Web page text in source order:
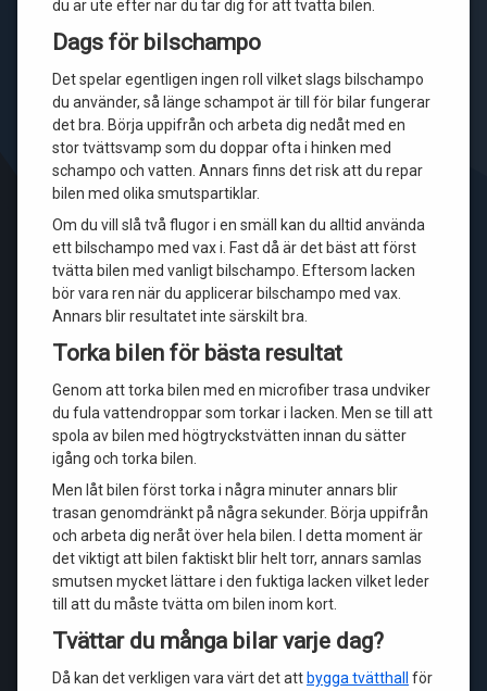
du är ute efter när du tar dig för att tvätta bilen.
Dags för bilschampo
Det spelar egentligen ingen roll vilket slags bilschampo
du använder, så länge schampot är till för bilar fungerar
det bra. Börja uppifrån och arbeta dig nedåt med en
stor tvättsvamp som du doppar ofta i hinken med
schampo och vatten. Annars finns det risk att du repar
bilen med olika smutspartiklar.
Om du vill slå två flugor i en smäll kan du alltid använda
ett bilschampo med vax i. Fast då är det bäst att först
tvätta bilen med vanligt bilschampo. Eftersom lacken
bör vara ren när du applicerar bilschampo med vax.
Annars blir resultatet inte särskilt bra.
Torka bilen för bästa resultat
Genom att torka bilen med en microfiber trasa undviker
du fula vattendroppar som torkar i lacken. Men se till att
spola av bilen med högtryckstvätten innan du sätter
igång och torka bilen.
Men låt bilen först torka i några minuter annars blir
trasan genomdränkt på några sekunder. Börja uppifrån
och arbeta dig neråt över hela bilen. I detta moment är
det viktigt att bilen faktiskt blir helt torr, annars samlas
smutsen mycket lättare i den fuktiga lacken vilket leder
till att du måste tvätta om bilen inom kort.
Tvättar du många bilar varje dag?
Då kan det verkligen vara värt det att bygga tvätthall
för